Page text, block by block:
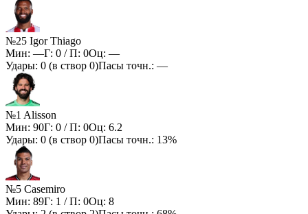
№25 Igor Thiago
Мин: —Г: 0 / П: 0Оц: —
Удары: 0 (в створ 0)Пасы точн.: —
№1 Alisson
Мин: 90Г: 0 / П: 0Оц: 6.2
Удары: 0 (в створ 0)Пасы точн.: 13%
№5 Casemiro
Мин: 89Г: 1 / П: 0Оц: 8